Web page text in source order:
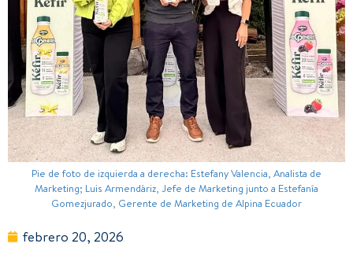
Pie de foto de izquierda a derecha: Estefany Valencia, Analista de
Marketing; Luis Armendáriz, Jefe de Marketing junto a Estefanía
Gomezjurado, Gerente de Marketing de Alpina Ecuador
febrero 20, 2026